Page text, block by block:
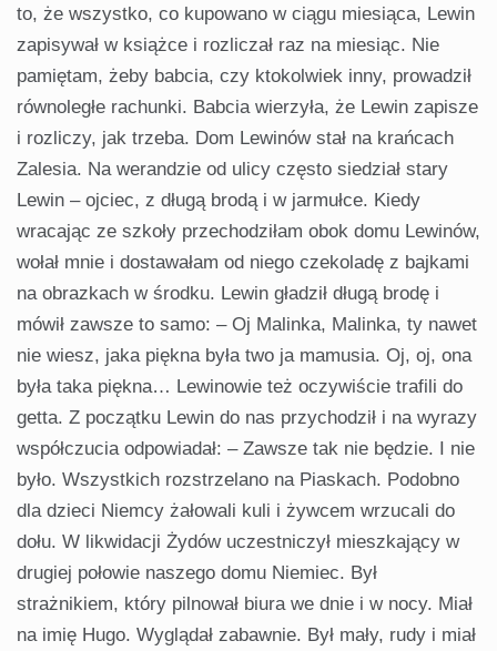
to, że wszystko, co kupowano w ciągu miesiąca, Lewin
zapisywał w książce i rozliczał raz na miesiąc. Nie
pamiętam, żeby babcia, czy ktokolwiek inny, prowadził
równoległe rachunki. Babcia wierzyła, że Lewin zapisze
i rozliczy, jak trzeba. Dom Lewinów stał na krańcach
Zalesia. Na werandzie od ulicy często siedział stary
Lewin – ojciec, z długą brodą i w jarmułce. Kiedy
wracając ze szkoły przechodziłam obok domu Lewinów,
wołał mnie i dostawałam od niego czekoladę z bajkami
na obrazkach w środku. Lewin gładził długą brodę i
mówił zawsze to samo: – Oj Malinka, Malinka, ty nawet
nie wiesz, jaka piękna była two ja mamusia. Oj, oj, ona
była taka piękna… Lewinowie też oczywiście trafili do
getta. Z początku Lewin do nas przychodził i na wyrazy
współczucia odpowiadał: – Zawsze tak nie będzie. I nie
było. Wszystkich rozstrzelano na Piaskach. Podobno
dla dzieci Niemcy żałowali kuli i żywcem wrzucali do
dołu. W likwidacji Żydów uczestniczył mieszkający w
drugiej połowie naszego domu Niemiec. Był
strażnikiem, który pilnował biura we dnie i w nocy. Miał
na imię Hugo. Wyglądał zabawnie. Był mały, rudy i miał